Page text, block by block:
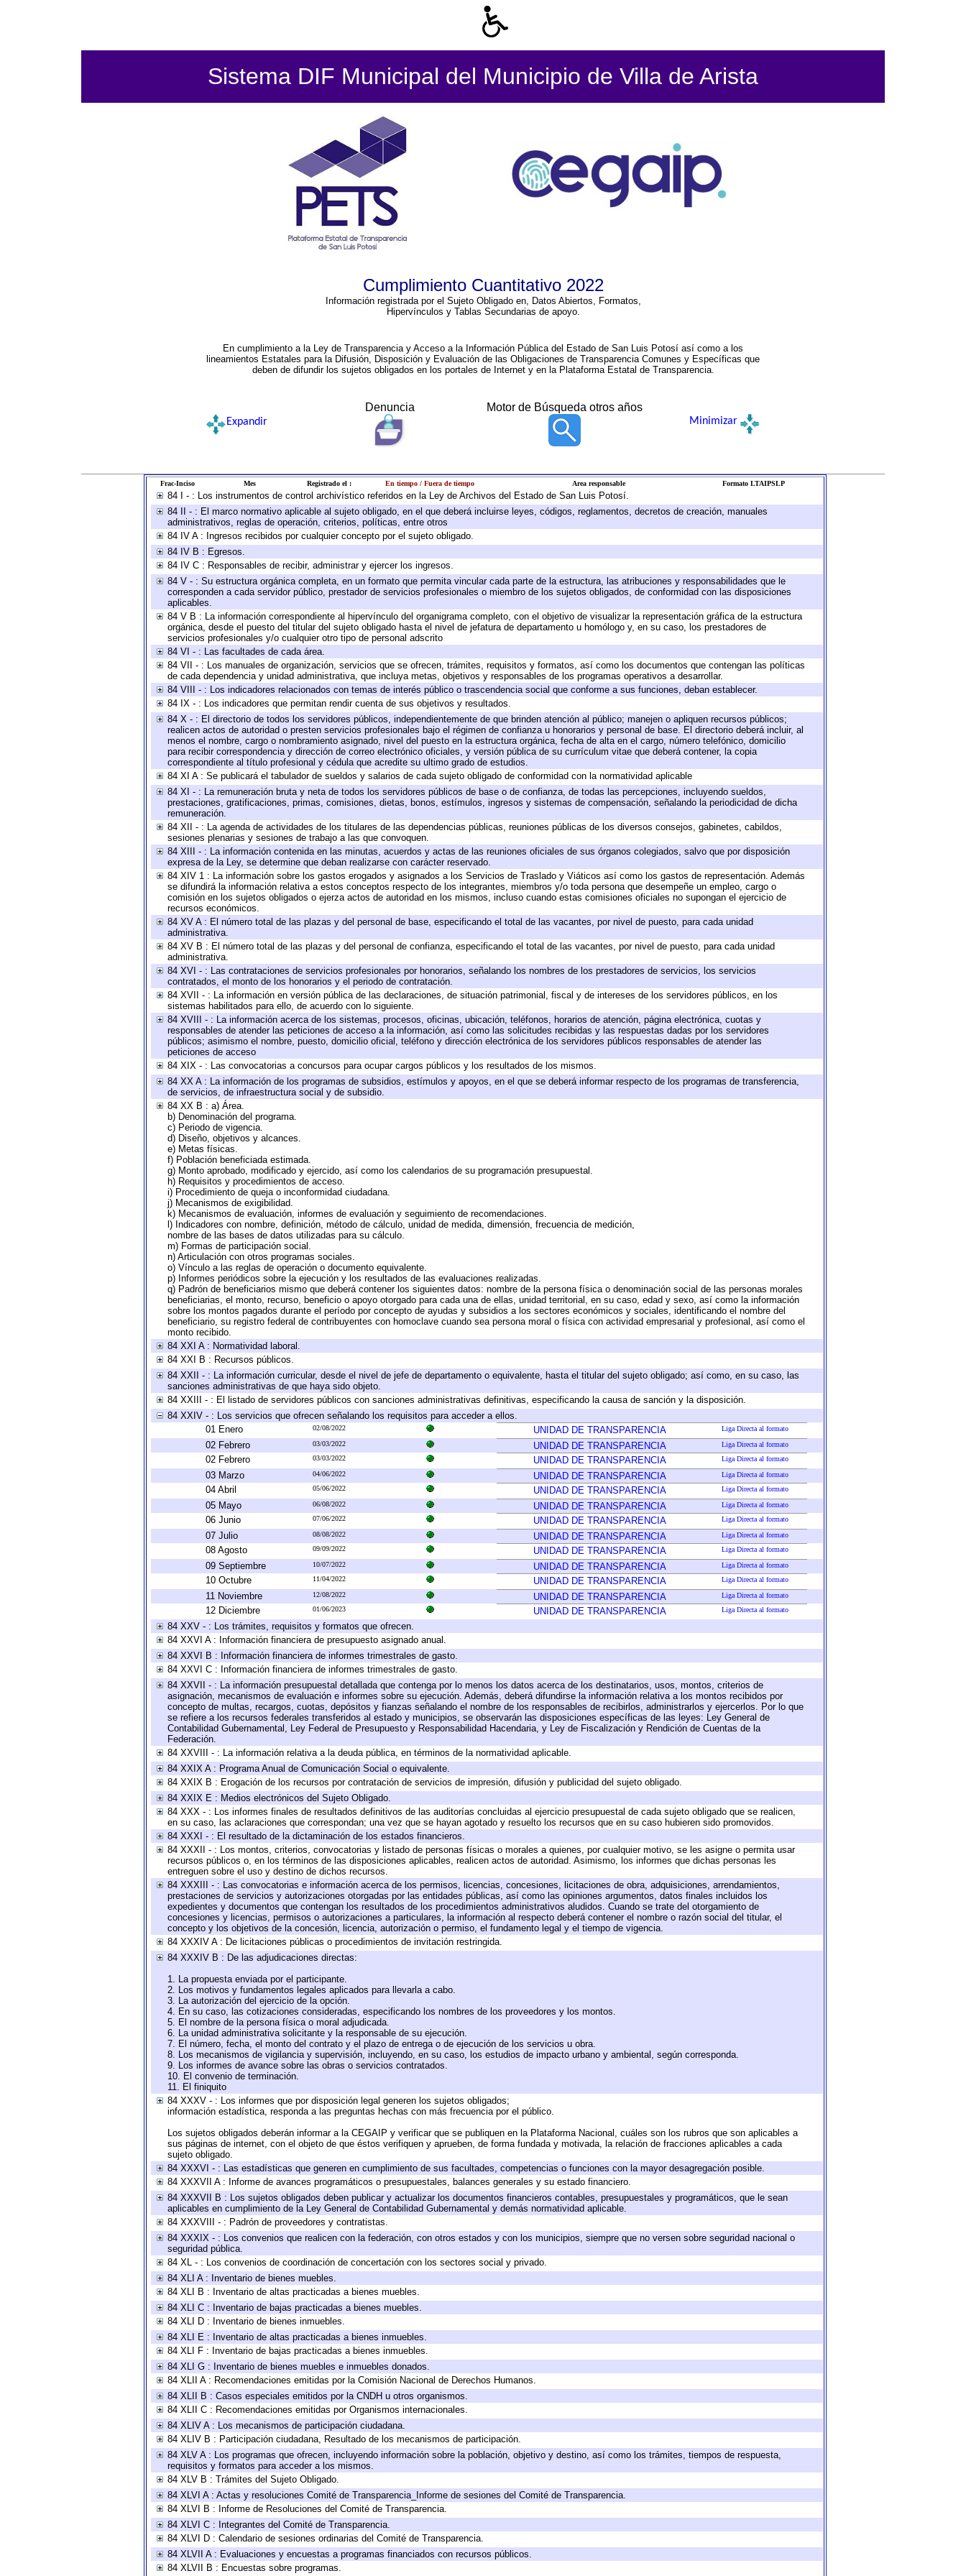
Sistema DIF Municipal del Municipio de Villa de Arista
Cumplimiento Cuantitativo 2022
Información registrada por el Sujeto Obligado en, Datos Abiertos, Formatos,
Hipervínculos y Tablas Secundarias de apoyo.
En cumplimiento a la Ley de Transparencia y Acceso a la Información Pública del Estado de San Luis Potosí así como a los
lineamientos Estatales para la Difusión, Disposición y Evaluación de las Obligaciones de Transparencia Comunes y Específicas que
deben de difundir los sujetos obligados en los portales de Internet y en la Plataforma Estatal de Transparencia.
Denuncia Motor de Búsqueda otros años
Expandir Minimizar
Frac-Inciso Mes Registrado el : En tiempo / Fuera de tiempo Area responsable Formato LTAIPSLP
84 I - : Los instrumentos de control archivístico referidos en la Ley de Archivos del Estado de San Luis Potosí.
84 II - : El marco normativo aplicable al sujeto obligado, en el que deberá incluirse leyes, códigos, reglamentos, decretos de creación, manuales
administrativos, reglas de operación, criterios, políticas, entre otros
84 IV A : Ingresos recibidos por cualquier concepto por el sujeto obligado.
84 IV B : Egresos.
84 IV C : Responsables de recibir, administrar y ejercer los ingresos.
84 V - : Su estructura orgánica completa, en un formato que permita vincular cada parte de la estructura, las atribuciones y responsabilidades que le
corresponden a cada servidor público, prestador de servicios profesionales o miembro de los sujetos obligados, de conformidad con las disposiciones
aplicables.
84 V B : La información correspondiente al hipervínculo del organigrama completo, con el objetivo de visualizar la representación gráfica de la estructura
orgánica, desde el puesto del titular del sujeto obligado hasta el nivel de jefatura de departamento u homólogo y, en su caso, los prestadores de
servicios profesionales y/o cualquier otro tipo de personal adscrito
84 VI - : Las facultades de cada área.
84 VII - : Los manuales de organización, servicios que se ofrecen, trámites, requisitos y formatos, así como los documentos que contengan las políticas
de cada dependencia y unidad administrativa, que incluya metas, objetivos y responsables de los programas operativos a desarrollar.
84 VIII - : Los indicadores relacionados con temas de interés público o trascendencia social que conforme a sus funciones, deban establecer.
84 IX - : Los indicadores que permitan rendir cuenta de sus objetivos y resultados.
84 X - : El directorio de todos los servidores públicos, independientemente de que brinden atención al público; manejen o apliquen recursos públicos;
realicen actos de autoridad o presten servicios profesionales bajo el régimen de confianza u honorarios y personal de base. El directorio deberá incluir, al
menos el nombre, cargo o nombramiento asignado, nivel del puesto en la estructura orgánica, fecha de alta en el cargo, número telefónico, domicilio
para recibir correspondencia y dirección de correo electrónico oficiales, y versión pública de su currículum vitae que deberá contener, la copia
correspondiente al título profesional y cédula que acredite su ultimo grado de estudios.
84 XI A : Se publicará el tabulador de sueldos y salarios de cada sujeto obligado de conformidad con la normatividad aplicable
84 XI - : La remuneración bruta y neta de todos los servidores públicos de base o de confianza, de todas las percepciones, incluyendo sueldos,
prestaciones, gratificaciones, primas, comisiones, dietas, bonos, estímulos, ingresos y sistemas de compensación, señalando la periodicidad de dicha
remuneración.
84 XII - : La agenda de actividades de los titulares de las dependencias públicas, reuniones públicas de los diversos consejos, gabinetes, cabildos,
sesiones plenarias y sesiones de trabajo a las que convoquen.
84 XIII - : La información contenida en las minutas, acuerdos y actas de las reuniones oficiales de sus órganos colegiados, salvo que por disposición
expresa de la Ley, se determine que deban realizarse con carácter reservado.
84 XIV 1 : La información sobre los gastos erogados y asignados a los Servicios de Traslado y Viáticos así como los gastos de representación. Además
se difundirá la información relativa a estos conceptos respecto de los integrantes, miembros y/o toda persona que desempeñe un empleo, cargo o
comisión en los sujetos obligados o ejerza actos de autoridad en los mismos, incluso cuando estas comisiones oficiales no supongan el ejercicio de
recursos económicos.
84 XV A : El número total de las plazas y del personal de base, especificando el total de las vacantes, por nivel de puesto, para cada unidad
administrativa.
84 XV B : El número total de las plazas y del personal de confianza, especificando el total de las vacantes, por nivel de puesto, para cada unidad
administrativa.
84 XVI - : Las contrataciones de servicios profesionales por honorarios, señalando los nombres de los prestadores de servicios, los servicios
contratados, el monto de los honorarios y el periodo de contratación.
84 XVII - : La información en versión pública de las declaraciones, de situación patrimonial, fiscal y de intereses de los servidores públicos, en los
sistemas habilitados para ello, de acuerdo con lo siguiente.
84 XVIII - : La información acerca de los sistemas, procesos, oficinas, ubicación, teléfonos, horarios de atención, página electrónica, cuotas y
responsables de atender las peticiones de acceso a la información, así como las solicitudes recibidas y las respuestas dadas por los servidores
públicos; asimismo el nombre, puesto, domicilio oficial, teléfono y dirección electrónica de los servidores públicos responsables de atender las
peticiones de acceso
84 XIX - : Las convocatorias a concursos para ocupar cargos públicos y los resultados de los mismos.
84 XX A : La información de los programas de subsidios, estímulos y apoyos, en el que se deberá informar respecto de los programas de transferencia,
de servicios, de infraestructura social y de subsidio.
84 XX B : a) Área.
b) Denominación del programa.
c) Periodo de vigencia.
d) Diseño, objetivos y alcances.
e) Metas físicas.
f) Población beneficiada estimada.
g) Monto aprobado, modificado y ejercido, así como los calendarios de su programación presupuestal.
h) Requisitos y procedimientos de acceso.
i) Procedimiento de queja o inconformidad ciudadana.
j) Mecanismos de exigibilidad.
k) Mecanismos de evaluación, informes de evaluación y seguimiento de recomendaciones.
l) Indicadores con nombre, definición, método de cálculo, unidad de medida, dimensión, frecuencia de medición,
nombre de las bases de datos utilizadas para su cálculo.
m) Formas de participación social.
n) Articulación con otros programas sociales.
o) Vínculo a las reglas de operación o documento equivalente.
p) Informes periódicos sobre la ejecución y los resultados de las evaluaciones realizadas.
q) Padrón de beneficiarios mismo que deberá contener los siguientes datos: nombre de la persona física o denominación social de las personas morales
beneficiarias, el monto, recurso, beneficio o apoyo otorgado para cada una de ellas, unidad territorial, en su caso, edad y sexo, así como la información
sobre los montos pagados durante el período por concepto de ayudas y subsidios a los sectores económicos y sociales, identificando el nombre del
beneficiario, su registro federal de contribuyentes con homoclave cuando sea persona moral o física con actividad empresarial y profesional, así como el
monto recibido.
84 XXI A : Normatividad laboral.
84 XXI B : Recursos públicos.
84 XXII - : La información curricular, desde el nivel de jefe de departamento o equivalente, hasta el titular del sujeto obligado; así como, en su caso, las
sanciones administrativas de que haya sido objeto.
84 XXIII - : El listado de servidores públicos con sanciones administrativas definitivas, especificando la causa de sanción y la disposición.
84 XXIV - : Los servicios que ofrecen señalando los requisitos para acceder a ellos.
01 Enero
02/08/2022 UNIDAD DE TRANSPARENCIA Liga Directa al formato
02 Febrero 03/03/2022 UNIDAD DE TRANSPARENCIA Liga Directa al formato
02 Febrero 03/03/2022 UNIDAD DE TRANSPARENCIA Liga Directa al formato
03 Marzo 04/06/2022 UNIDAD DE TRANSPARENCIA Liga Directa al formato
04 Abril 05/06/2022 UNIDAD DE TRANSPARENCIA Liga Directa al formato
05 Mayo 06/08/2022 UNIDAD DE TRANSPARENCIA Liga Directa al formato
06 Junio 07/06/2022 UNIDAD DE TRANSPARENCIA Liga Directa al formato
07 Julio 08/08/2022 UNIDAD DE TRANSPARENCIA Liga Directa al formato
08 Agosto 09/09/2022 UNIDAD DE TRANSPARENCIA Liga Directa al formato
09 Septiembre 10/07/2022 UNIDAD DE TRANSPARENCIA Liga Directa al formato
10 Octubre 11/04/2022 UNIDAD DE TRANSPARENCIA Liga Directa al formato
11 Noviembre 12/08/2022 UNIDAD DE TRANSPARENCIA Liga Directa al formato
12 Diciembre 01/06/2023 UNIDAD DE TRANSPARENCIA Liga Directa al formato
84 XXV - : Los trámites, requisitos y formatos que ofrecen.
84 XXVI A : Información financiera de presupuesto asignado anual.
84 XXVI B : Información financiera de informes trimestrales de gasto.
84 XXVI C : Información financiera de informes trimestrales de gasto.
84 XXVII - : La información presupuestal detallada que contenga por lo menos los datos acerca de los destinatarios, usos, montos, criterios de
asignación, mecanismos de evaluación e informes sobre su ejecución. Además, deberá difundirse la información relativa a los montos recibidos por
concepto de multas, recargos, cuotas, depósitos y fianzas señalando el nombre de los responsables de recibirlos, administrarlos y ejercerlos. Por lo que
se refiere a los recursos federales transferidos al estado y municipios, se observarán las disposiciones específicas de las leyes: Ley General de
Contabilidad Gubernamental, Ley Federal de Presupuesto y Responsabilidad Hacendaria, y Ley de Fiscalización y Rendición de Cuentas de la
Federación.
84 XXVIII - : La información relativa a la deuda pública, en términos de la normatividad aplicable.
84 XXIX A : Programa Anual de Comunicación Social o equivalente.
84 XXIX B : Erogación de los recursos por contratación de servicios de impresión, difusión y publicidad del sujeto obligado.
84 XXIX E : Medios electrónicos del Sujeto Obligado.
84 XXX - : Los informes finales de resultados definitivos de las auditorías concluidas al ejercicio presupuestal de cada sujeto obligado que se realicen,
en su caso, las aclaraciones que correspondan; una vez que se hayan agotado y resuelto los recursos que en su caso hubieren sido promovidos.
84 XXXI - : El resultado de la dictaminación de los estados financieros.
84 XXXII - : Los montos, criterios, convocatorias y listado de personas físicas o morales a quienes, por cualquier motivo, se les asigne o permita usar
recursos públicos o, en los términos de las disposiciones aplicables, realicen actos de autoridad. Asimismo, los informes que dichas personas les
entreguen sobre el uso y destino de dichos recursos.
84 XXXIII - : Las convocatorias e información acerca de los permisos, licencias, concesiones, licitaciones de obra, adquisiciones, arrendamientos,
prestaciones de servicios y autorizaciones otorgadas por las entidades públicas, así como las opiniones argumentos, datos finales incluidos los
expedientes y documentos que contengan los resultados de los procedimientos administrativos aludidos. Cuando se trate del otorgamiento de
concesiones y licencias, permisos o autorizaciones a particulares, la información al respecto deberá contener el nombre o razón social del titular, el
concepto y los objetivos de la concesión, licencia, autorización o permiso, el fundamento legal y el tiempo de vigencia.
84 XXXIV A : De licitaciones públicas o procedimientos de invitación restringida.
84 XXXIV B : De las adjudicaciones directas:
1. La propuesta enviada por el participante.
2. Los motivos y fundamentos legales aplicados para llevarla a cabo.
3. La autorización del ejercicio de la opción.
4. En su caso, las cotizaciones consideradas, especificando los nombres de los proveedores y los montos.
5. El nombre de la persona física o moral adjudicada.
6. La unidad administrativa solicitante y la responsable de su ejecución.
7. El número, fecha, el monto del contrato y el plazo de entrega o de ejecución de los servicios u obra.
8. Los mecanismos de vigilancia y supervisión, incluyendo, en su caso, los estudios de impacto urbano y ambiental, según corresponda.
9. Los informes de avance sobre las obras o servicios contratados.
10. El convenio de terminación.
11. El finiquito
84 XXXV - : Los informes que por disposición legal generen los sujetos obligados;
información estadística, responda a las preguntas hechas con más frecuencia por el público.
Los sujetos obligados deberán informar a la CEGAIP y verificar que se publiquen en la Plataforma Nacional, cuáles son los rubros que son aplicables a
sus páginas de internet, con el objeto de que éstos verifiquen y aprueben, de forma fundada y motivada, la relación de fracciones aplicables a cada
sujeto obligado.
84 XXXVI - : Las estadísticas que generen en cumplimiento de sus facultades, competencias o funciones con la mayor desagregación posible.
84 XXXVII A : Informe de avances programáticos o presupuestales, balances generales y su estado financiero.
84 XXXVII B : Los sujetos obligados deben publicar y actualizar los documentos financieros contables, presupuestales y programáticos, que le sean
aplicables en cumplimiento de la Ley General de Contabilidad Gubernamental y demás normatividad aplicable.
84 XXXVIII - : Padrón de proveedores y contratistas.
84 XXXIX - : Los convenios que realicen con la federación, con otros estados y con los municipios, siempre que no versen sobre seguridad nacional o
seguridad pública.
84 XL - : Los convenios de coordinación de concertación con los sectores social y privado.
84 XLI A : Inventario de bienes muebles.
84 XLI B : Inventario de altas practicadas a bienes muebles.
84 XLI C : Inventario de bajas practicadas a bienes muebles.
84 XLI D : Inventario de bienes inmuebles.
84 XLI E : Inventario de altas practicadas a bienes inmuebles.
84 XLI F : Inventario de bajas practicadas a bienes inmuebles.
84 XLI G : Inventario de bienes muebles e inmuebles donados.
84 XLII A : Recomendaciones emitidas por la Comisión Nacional de Derechos Humanos.
84 XLII B : Casos especiales emitidos por la CNDH u otros organismos.
84 XLII C : Recomendaciones emitidas por Organismos internacionales.
84 XLIV A : Los mecanismos de participación ciudadana.
84 XLIV B : Participación ciudadana, Resultado de los mecanismos de participación.
84 XLV A : Los programas que ofrecen, incluyendo información sobre la población, objetivo y destino, así como los trámites, tiempos de respuesta,
requisitos y formatos para acceder a los mismos.
84 XLV B : Trámites del Sujeto Obligado.
84 XLVI A : Actas y resoluciones Comité de Transparencia_Informe de sesiones del Comité de Transparencia.
84 XLVI B : Informe de Resoluciones del Comité de Transparencia.
84 XLVI C : Integrantes del Comité de Transparencia.
84 XLVI D : Calendario de sesiones ordinarias del Comité de Transparencia.
84 XLVII A : Evaluaciones y encuestas a programas financiados con recursos públicos.
84 XLVII B : Encuestas sobre programas.